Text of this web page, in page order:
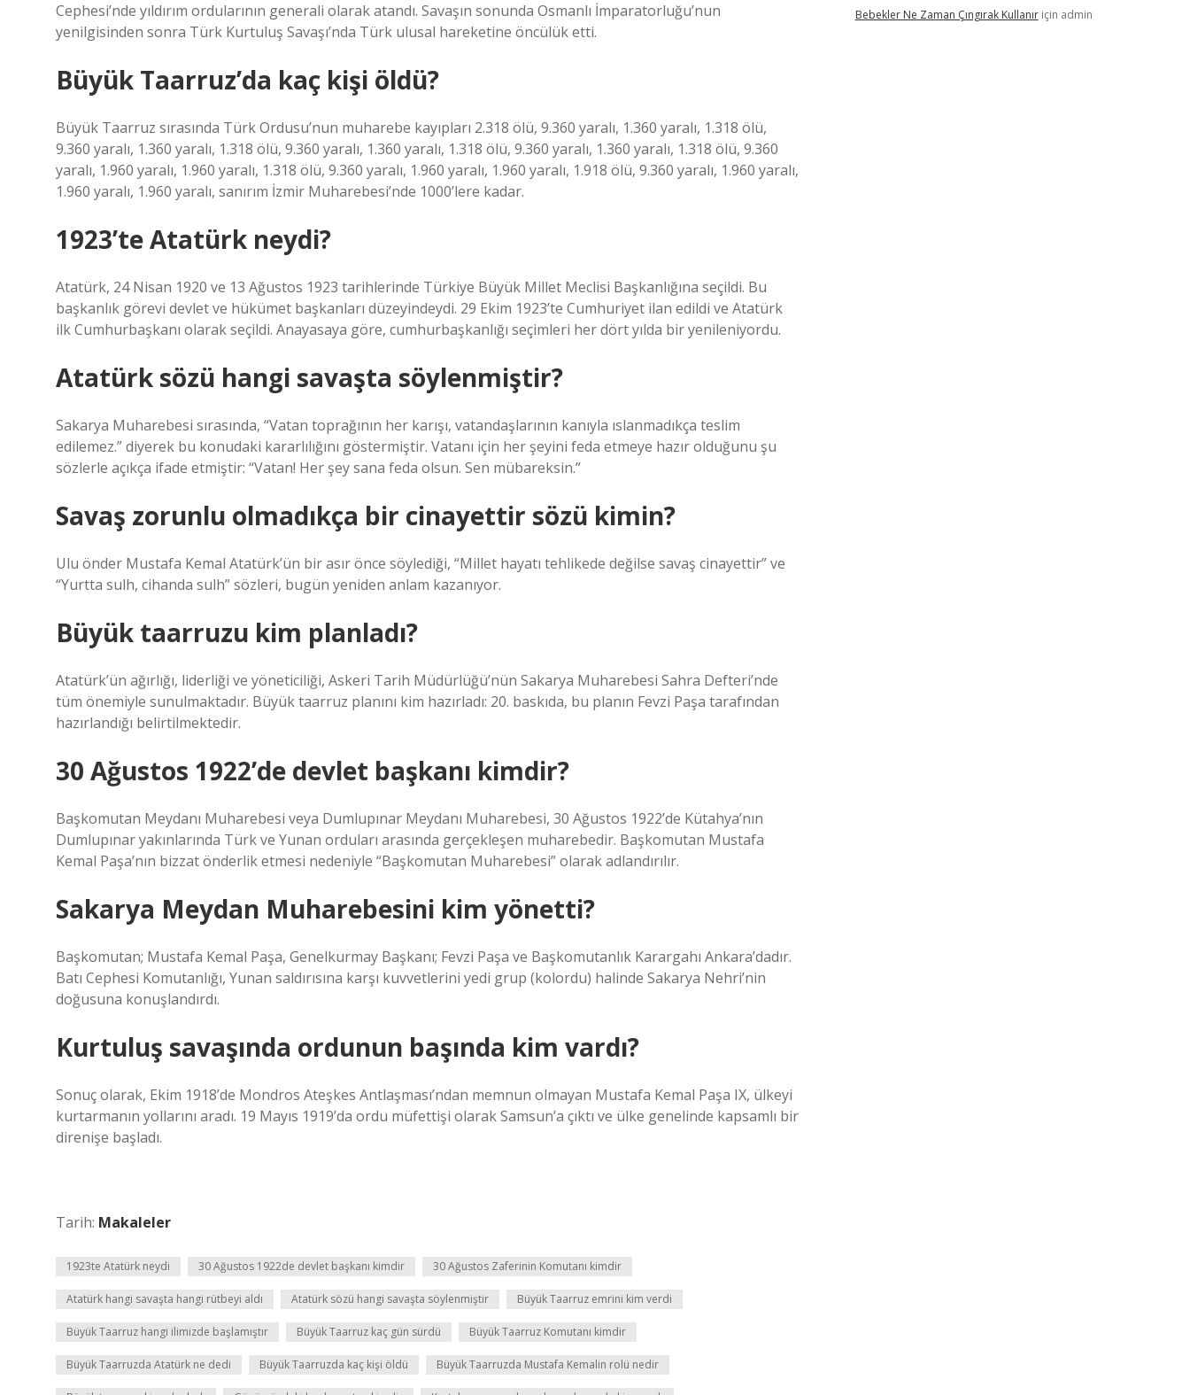
Cephesi’nde yıldırım ordularının generali olarak atandı. Savaşın sonunda Osmanlı İmparatorluğu’nun
yenilgisinden sonra Türk Kurtuluş Savaşı’nda Türk ulusal hareketine öncülük etti.
Büyük Taarruz’da kaç kişi öldü?
Büyük Taarruz sırasında Türk Ordusu’nun muharebe kayıpları 2.318 ölü, 9.360 yaralı, 1.360 yaralı, 1.318 ölü,
9.360 yaralı, 1.360 yaralı, 1.318 ölü, 9.360 yaralı, 1.360 yaralı, 1.318 ölü, 9.360 yaralı, 1.360 yaralı, 1.318 ölü, 9.360
yaralı, 1.960 yaralı, 1.960 yaralı, 1.318 ölü, 9.360 yaralı, 1.960 yaralı, 1.960 yaralı, 1.918 ölü, 9.360 yaralı, 1.960 yaralı,
1.960 yaralı, 1.960 yaralı, sanırım İzmir Muharebesi’nde 1000’lere kadar.
1923’te Atatürk neydi?
Atatürk, 24 Nisan 1920 ve 13 Ağustos 1923 tarihlerinde Türkiye Büyük Millet Meclisi Başkanlığına seçildi. Bu
başkanlık görevi devlet ve hükümet başkanları düzeyindeydi. 29 Ekim 1923’te Cumhuriyet ilan edildi ve Atatürk
ilk Cumhurbaşkanı olarak seçildi. Anayasaya göre, cumhurbaşkanlığı seçimleri her dört yılda bir yenileniyordu.
Atatürk sözü hangi savaşta söylenmiştir?
Sakarya Muharebesi sırasında, “Vatan toprağının her karışı, vatandaşlarının kanıyla ıslanmadıkça teslim
edilemez.” diyerek bu konudaki kararlılığını göstermiştir. Vatanı için her şeyini feda etmeye hazır olduğunu şu
sözlerle açıkça ifade etmiştir: “Vatan! Her şey sana feda olsun. Sen mübareksin.”
Savaş zorunlu olmadıkça bir cinayettir sözü kimin?
Ulu önder Mustafa Kemal Atatürk’ün bir asır önce söylediği, “Millet hayatı tehlikede değilse savaş cinayettir” ve
“Yurtta sulh, cihanda sulh” sözleri, bugün yeniden anlam kazanıyor.
Büyük taarruzu kim planladı?
Atatürk’ün ağırlığı, liderliği ve yöneticiliği, Askeri Tarih Müdürlüğü’nün Sakarya Muharebesi Sahra Defteri’nde
tüm önemiyle sunulmaktadır. Büyük taarruz planını kim hazırladı: 20. baskıda, bu planın Fevzi Paşa tarafından
hazırlandığı belirtilmektedir.
30 Ağustos 1922’de devlet başkanı kimdir?
Başkomutan Meydanı Muharebesi veya Dumlupınar Meydanı Muharebesi, 30 Ağustos 1922’de Kütahya’nın
Dumlupınar yakınlarında Türk ve Yunan orduları arasında gerçekleşen muharebedir. Başkomutan Mustafa
Kemal Paşa’nın bizzat önderlik etmesi nedeniyle “Başkomutan Muharebesi” olarak adlandırılır.
Sakarya Meydan Muharebesini kim yönetti?
Başkomutan; Mustafa Kemal Paşa, Genelkurmay Başkanı; Fevzi Paşa ve Başkomutanlık Karargahı Ankara’dadır.
Batı Cephesi Komutanlığı, Yunan saldırısına karşı kuvvetlerini yedi grup (kolordu) halinde Sakarya Nehri’nin
doğusuna konuşlandırdı.
Kurtuluş savaşında ordunun başında kim vardı?
Sonuç olarak, Ekim 1918’de Mondros Ateşkes Antlaşması’ndan memnun olmayan Mustafa Kemal Paşa IX, ülkeyi
kurtarmanın yollarını aradı. 19 Mayıs 1919’da ordu müfettişi olarak Samsun’a çıktı ve ülke genelinde kapsamlı bir
direnişe başladı.
Tarih: Makaleler
1923te Atatürk neydi 30 Ağustos 1922de devlet başkanı kimdir 30 Ağustos Zaferinin Komutanı kimdir
Atatürk hangi savaşta hangi rütbeyi aldı Atatürk sözü hangi savaşta söylenmiştir Büyük Taarruz emrini kim verdi
Büyük Taarruz hangi ilimizde başlamıştır Büyük Taarruz kaç gün sürdü Büyük Taarruz Komutanı kimdir
Büyük Taarruzda Atatürk ne dedi Büyük Taarruzda kaç kişi öldü Büyük Taarruzda Mustafa Kemalin rolü nedir
Bebekler Ne Zaman Çıngırak Kullanıriçin admin